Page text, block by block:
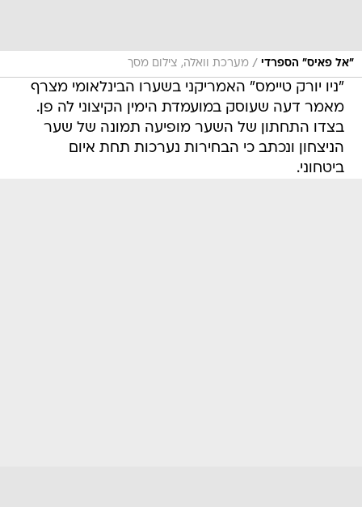
"אל פאיס" הספרדי / מערכת וואלה, צילום מסך
"ניו יורק טיימס" האמריקני בשערו הבינלאומי מצרף
מאמר דעה שעוסק במועמדת הימין הקיצוני לה פן.
בצדו התחתון של השער מופיעה תמונה של שער
הניצחון ונכתב כי הבחירות נערכות תחת איום
ביטחוני.